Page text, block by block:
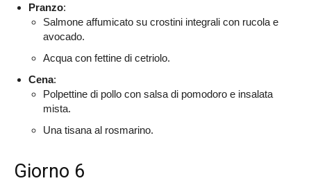
Pranzo:
Salmone affumicato su crostini integrali con rucola e
avocado.
Acqua con fettine di cetriolo.
Cena:
Polpettine di pollo con salsa di pomodoro e insalata
mista.
Una tisana al rosmarino.
Giorno 6